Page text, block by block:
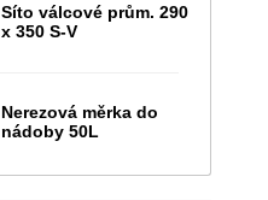
Síto válcové prům. 290
x 350 S-V
Nerezová měrka do
nádoby 50L